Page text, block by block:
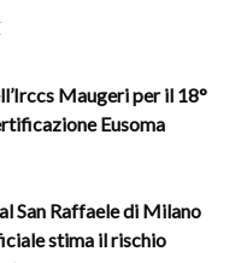
Maugeri per il 18°
Eusoma
San Raffaele di Milano
stima il rischio